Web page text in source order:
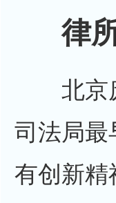
律
北京庞
司法局最
有创新精